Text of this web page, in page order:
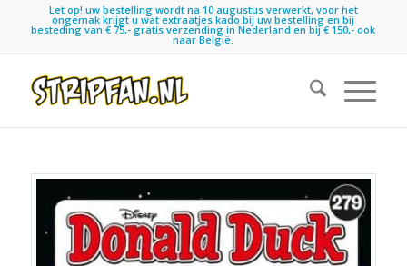
Let op! uw bestelling wordt na 10 augustus verwerkt, voor het
ongemak krijgt u wat extraatjes kado bij uw bestelling en bij
besteding van € 75,- gratis verzending in Nederland en bij € 150,- ook
naar België.